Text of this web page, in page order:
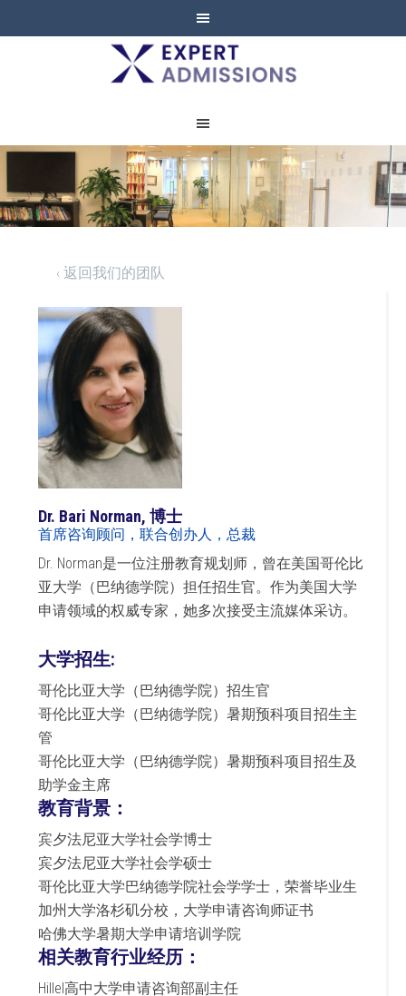
EXPERT
ADMISSIONS
‹ 返回我们的团队
Dr. Bari Norman, 博士
首席咨询顾问，联合创办人，总裁
Dr. Norman是一位注册教育规划师，曾在美国哥伦比
亚大学（巴纳德学院）担任招生官。作为美国大学
申请领域的权威专家，她多次接受主流媒体采访。
大学招生:
哥伦比亚大学（巴纳德学院）招生官
哥伦比亚大学（巴纳德学院）暑期预科项目招生主
管
哥伦比亚大学（巴纳德学院）暑期预科项目招生及
助学金主席
教育背景：
宾夕法尼亚大学社会学博士
宾夕法尼亚大学社会学硕士
哥伦比亚大学巴纳德学院社会学学士，荣誉毕业生
加州大学洛杉矶分校，大学申请咨询师证书
哈佛大学暑期大学申请培训学院
相关教育行业经历：
Hillel高中大学申请咨询部副主任